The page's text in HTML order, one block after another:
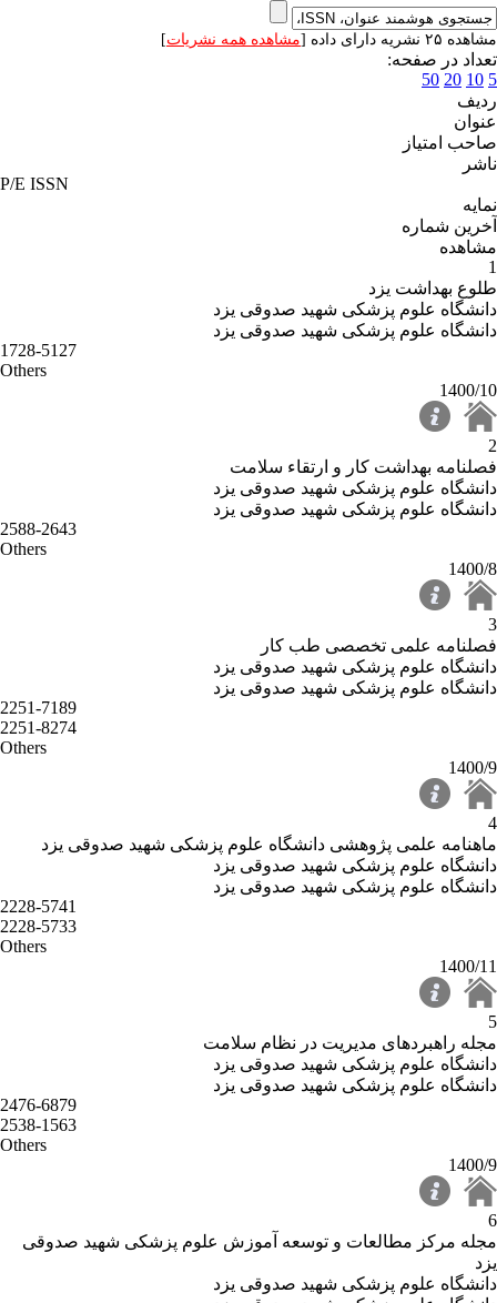
مشاهده ۲۵ نشریه دارای داده [ مشاهده همه نشریات]
تعداد در صفحه:
5
10
20
50
ردیف
عنوان
صاحب امتیاز
ناشر
P/E ISSN
نمایه
آخرین شماره
مشاهده
1
طلوع بهداشت یزد
دانشگاه علوم پزشکی شهید صدوقی یزد
دانشگاه علوم پزشکی شهید صدوقی یزد
1728-5127
Others
1400/10
2
فصلنامه بهداشت کار و ارتقاء سلامت
دانشگاه علوم پزشکی شهید صدوقی یزد
دانشگاه علوم پزشکی شهید صدوقی یزد
2588-2643
Others
1400/8
3
فصلنامه علمی تخصصی طب کار
دانشگاه علوم پزشکی شهید صدوقی یزد
دانشگاه علوم پزشکی شهید صدوقی یزد
2251-7189
2251-8274
Others
1400/9
4
ماهنامه علمی پ‍ژوهشی دانشگاه علوم پزشکی شهید صدوقی یزد
دانشگاه علوم پزشکی شهید صدوقی یزد
دانشگاه علوم پزشکی شهید صدوقی یزد
2228-5741
2228-5733
Others
1400/11
5
مجله راهبردهای مدیریت در نظام سلامت
دانشگاه علوم پزشکی شهید صدوقی یزد
دانشگاه علوم پزشکی شهید صدوقی یزد
2476-6879
2538-1563
Others
1400/9
6
مجله مرکز مطالعات و توسعه آموزش علوم پزشکی شهید صدوقی
یزد
دانشگاه علوم پزشکی شهید صدوقی یزد